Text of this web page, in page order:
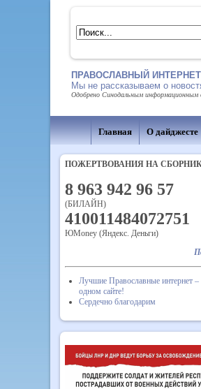
ПРАВОСЛАВНЫЙ
Мы не рассказываем о
Одобрено Синодальным информационным
Главная О дайджесте
ПОЖЕРТВОВАНИЯ НА
8 963 942 96 57
(БИЛАЙН)
410011484072751
ЮMoney (Яндекс. Деньги)
Лучшие Православные интернет –
одном сайте!
Сердечно благодарим